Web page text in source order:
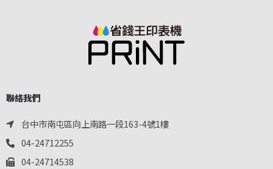
聯絡我們
台中市南屯區向上南路一段163-4號1樓
04-24712255
04-24714538